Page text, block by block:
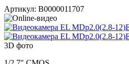
Артикул: В0000011707
3D фото